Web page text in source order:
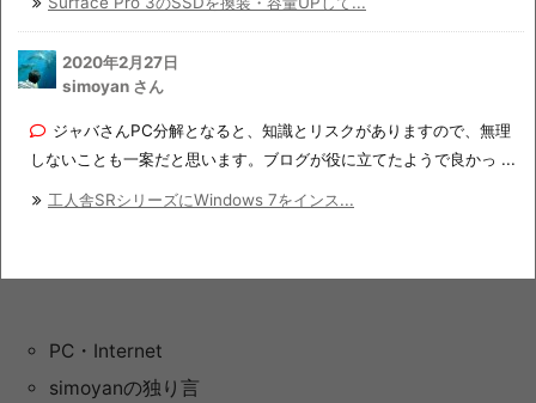
2020年2月27日
simoyan さん
ジャバさんPC分解となると、知識とリスクがありますので、無理
しないことも一案だと思います。ブログが役に立てたようで良かっ ...
工人舎SRシリーズにWindows 7をインス...
PC・Internet
simoyanの独り言